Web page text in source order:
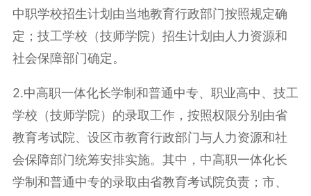
中职学校招生计划由当地教育行政部门按照规定确
定；技工学校（技师学院）招生计划由人力资源和
社会保障部门确定。
2.中高职一体化长学制和普通中专、职业高中、技工
学校（技师学院）的录取工作，按照权限分别由省
教育考试院、设区市教育行政部门与人力资源和社
会保障部门统筹安排实施。其中，中高职一体化长
学制和普通中专的录取由省教育考试院负责；市、